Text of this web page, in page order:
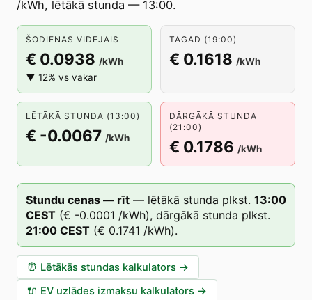
/kWh, lētākā stunda — 13:00.
ŠODIENAS VIDĒJAIS
€ 0.0938 /kWh
▼ 12% vs vakar
TAGAD (19:00)
€ 0.1618 /kWh
LĒTĀKĀ STUNDA (13:00)
€ -0.0067 /kWh
DĀRGĀKĀ STUNDA
(21:00)
€ 0.1786 /kWh
Stundu cenas — rīt — lētākā stunda plkst. 13:00
CEST (€ -0.0001 /kWh), dārgākā stunda plkst.
21:00 CEST (€ 0.1741 /kWh).
⏰ Lētākās stundas kalkulators →
🔌 EV uzlādes izmaksu kalkulators →